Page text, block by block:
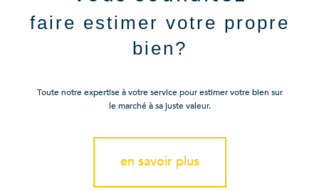
faire estimer votre propre
bien?
Toute notre expertise à votre service pour estimer votre bien sur
le marché à sa juste valeur.
en savoir plus